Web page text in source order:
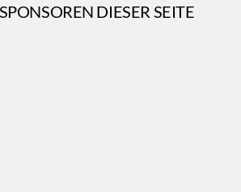
DIESER SEITE